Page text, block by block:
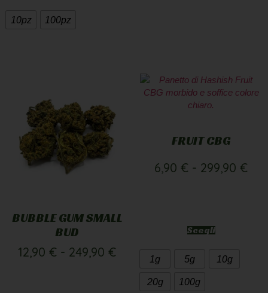
10pz 100pz
BUBBLE GUM SMALL
BUD
12,90 € - 249,90 €
FRUIT CBG
6,90 € - 299,90 €
Scegli
1g 5g 10g
20g 100g